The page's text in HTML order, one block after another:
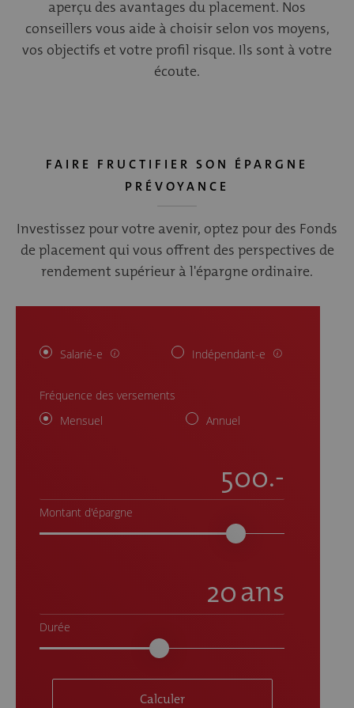
aperçu des avantages du placement. Nos
conseillers vous aide à choisir selon vos moyens,
vos objectifs et votre profil risque. Ils sont à votre
écoute.
FAIRE FRUCTIFIER SON ÉPARGNE
PRÉVOYANCE
Investissez pour votre avenir, optez pour des Fonds
de placement qui vous offrent des perspectives de
rendement supérieur à l'épargne ordinaire.
Salarié-e Indépendant-e
Fréquence des versements
Mensuel
Annuel
.-
Montant d'épargne
ans
Durée
Calculer